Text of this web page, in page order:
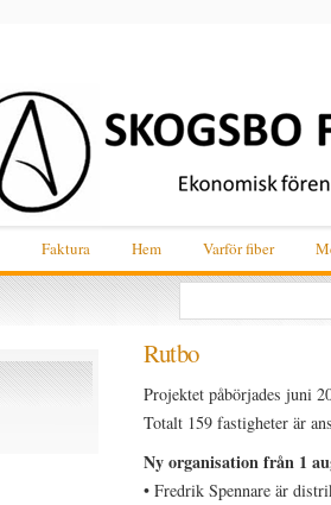
Faktura Hem Varför fiber
Rutbo
Projektet påbörjades juni
Totalt 159 fastigheter är
Ny organisation från 1
• Fredrik Spennare är